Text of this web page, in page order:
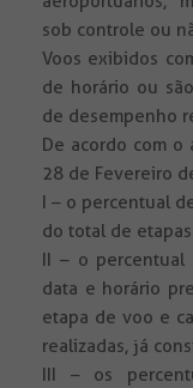
sob controle ou
Voos exibidos
de horário ou
de desempenho
De acordo com o
28 de Fevereiro
I – o percentual
do total de
II – o percentual
data e horário
etapa de voo e
realizadas, já
III – os